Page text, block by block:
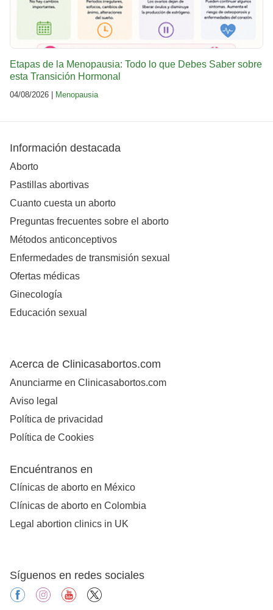
Etapas de la Menopausia: Todo lo que Debes Saber sobre
esta Transición Hormonal
04/08/2026 | Menopausia
Información destacada
Aborto
Pastillas abortivas
Cuanto cuesta un aborto
Preguntas frecuentes sobre el aborto
Métodos anticonceptivos
Enfermedades de transmisión sexual
Ofertas médicas
Ginecología
Educación sexual
Acerca de Clinicasabortos.com
Anunciarme en Clinicasabortos.com
Aviso legal
Política de privacidad
Política de Cookies
Encuéntranos en
Clínicas de aborto en México
Clínicas de aborto en Colombia
Legal abortion clinics in UK
Síguenos en redes sociales
facebookinstagramyoutube